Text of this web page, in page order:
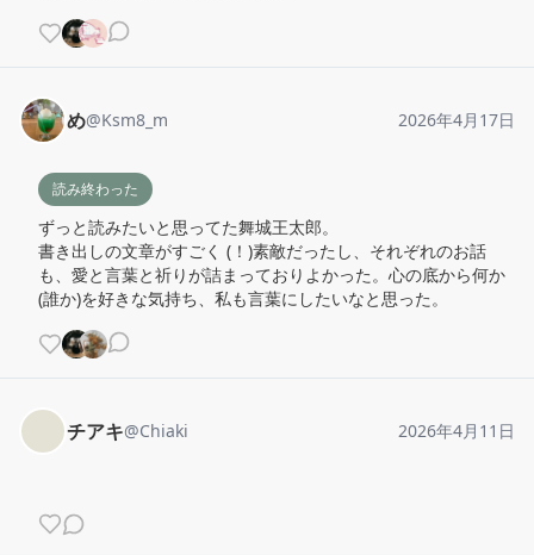
め@Ksm8_m 2026年4月17日
読み終わった
ずっと読みたいと思ってた舞城王太郎。
書き出しの文章がすごく (！)素敵だったし、それぞれのお話
も、愛と言葉と祈りが詰まっておりよかった。心の底から何か
(誰か)を好きな気持ち、私も言葉にしたいなと思った。
チアキ@Chiaki 2026年4月11日